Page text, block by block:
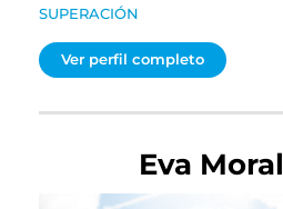
SUPERACIÓN
Ver perfil completo
Eva Moral